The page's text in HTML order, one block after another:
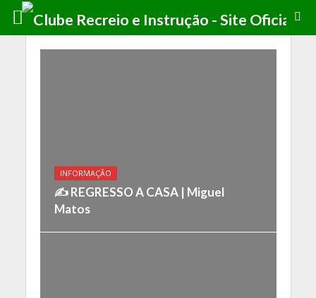
INFORMAÇÃO
✍️ REGRESSO A CASA | Miguel
Matos